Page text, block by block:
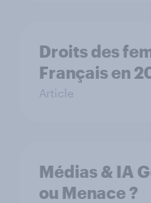
Droits des
Français en
Article
Médias & IA
ou Menace ?